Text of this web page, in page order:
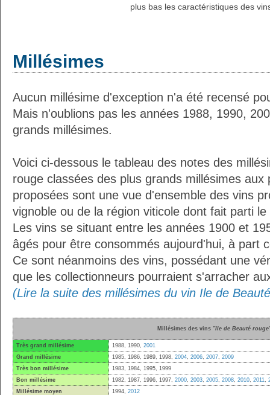
plus bas les caractéristiques des
Millésimes
Aucun millésime d'exception n'a été recensé
Mais n'oublions pas les années 1988, 1990,
grands millésimes.
Voici ci-dessous le tableau des notes des
rouge classées des plus grands millésimes
proposées sont une vue d'ensemble des vins
vignoble ou de la région viticole dont fait parti
Les vins se situant entre les années 1900 et
âgés pour être consommés aujourd'hui, à part
Ce sont néanmoins des vins, possédant une
que les collectionneurs pourraient s'arracher
(Lire la suite des millésimes du vin Ile de
Millésimes des vins "Ile de Beauté
Très grand millésime 1988, 1990, 2001
Grand millésime
1985, 1986, 1989, 1998, 2004, 2006, 2007, 2009
Très bon millésime
1983, 1984, 1995, 1999
Bon millésime
1982, 1987, 1996, 1997, 2000, 2003, 2005, 2008, 2010, 2011,
Millésime moyen
1994, 2012